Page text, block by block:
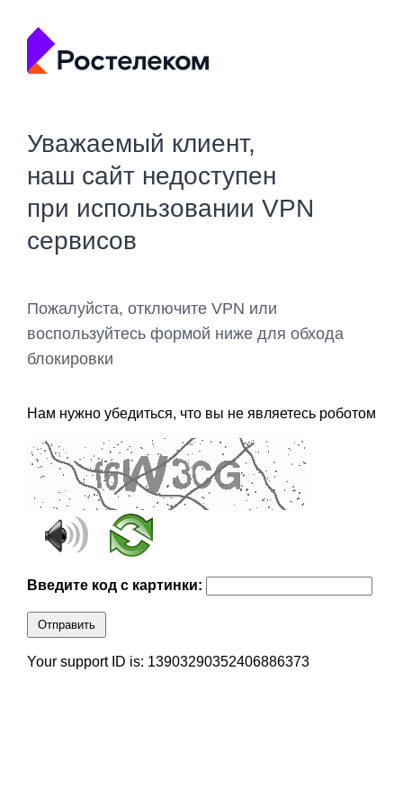
Уважаемый клиент,
наш сайт недоступен
при использовании VPN
сервисов
Пожалуйста, отключите VPN или
воспользуйтесь формой ниже для обхода
блокировки
Нам нужно убедиться, что вы не являетесь роботом
Введите код с картинки:
Отправить
Your support ID is: 13903290352406886373